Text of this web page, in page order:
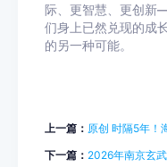
际、更智慧、更创
们身上已然兑现的成
的另一种可能。
上一篇： 原创 时隔5年！
下一篇： 2026年南京玄